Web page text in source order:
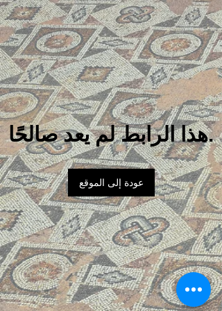
هذا الرابط لم يعد صالحًا.
عودة إلى الموقع